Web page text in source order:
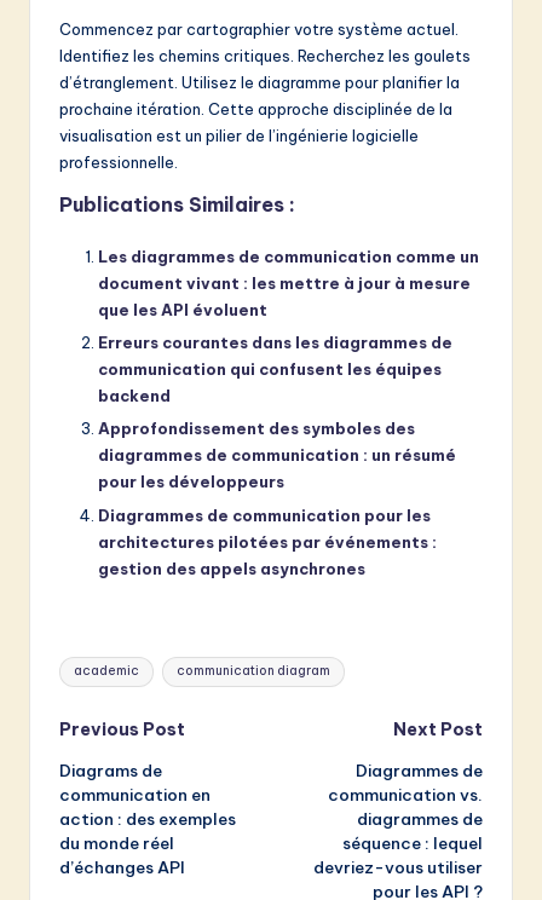
Commencez par cartographier votre système actuel.
Identifiez les chemins critiques. Recherchez les goulets
d’étranglement. Utilisez le diagramme pour planifier la
prochaine itération. Cette approche disciplinée de la
visualisation est un pilier de l’ingénierie logicielle
professionnelle.
Publications Similaires :
Les diagrammes de communication comme un
document vivant : les mettre à jour à mesure
que les API évoluent
Erreurs courantes dans les diagrammes de
communication qui confusent les équipes
backend
Approfondissement des symboles des
diagrammes de communication : un résumé
pour les développeurs
Diagrammes de communication pour les
architectures pilotées par événements :
gestion des appels asynchrones
Tags:
academic communication diagram
Post
navigation
Previous Post
Diagrams de
communication en
action : des exemples
du monde réel
d’échanges API
Next Post
Diagrammes de
communication vs.
diagrammes de
séquence : lequel
devriez-vous utiliser
pour les API ?